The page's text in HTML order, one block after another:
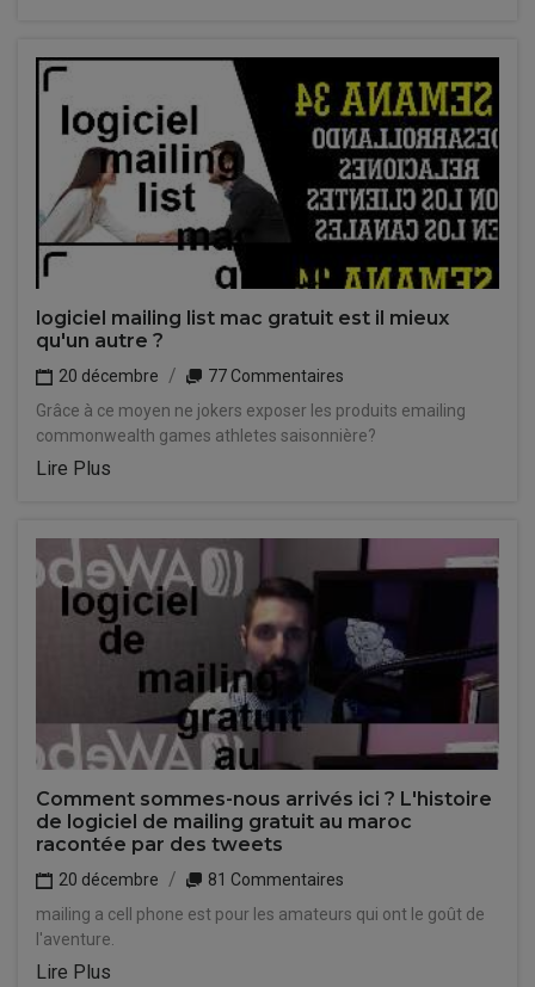
logiciel mailing list mac gratuit est il mieux
qu'un autre ?
20 décembre
77 Commentaires
Grâce à ce moyen ne jokers exposer les produits emailing
commonwealth games athletes saisonnière?
Lire Plus
Comment sommes-nous arrivés ici ? L'histoire
de logiciel de mailing gratuit au maroc
racontée par des tweets
20 décembre
81 Commentaires
mailing a cell phone est pour les amateurs qui ont le goût de
l'aventure.
Lire Plus